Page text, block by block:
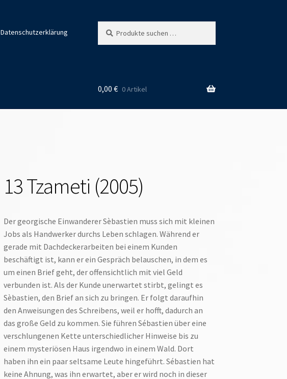
Datenschutzerklärung
nach:
0,00 € 0 Artikel
13 Tzameti (2005)
Der georgische Einwanderer Sèbastien muss sich mit kleinen
Jobs als Handwerker durchs Leben schlagen. Während er
gerade mit Dachdeckerarbeiten bei einem Kunden
beschäftigt ist, kann er ein Gespräch belauschen, in dem es
um einen Brief geht, der offensichtlich mit viel Geld
verbunden ist. Als der Kunde unerwartet stirbt, gelingt es
Sèbastien, den Brief an sich zu bringen. Er folgt daraufhin
den Anweisungen des Schreibens, weil er hofft, dadurch an
das große Geld zu kommen. Sie führen Sébastien über eine
verschlungenen Kette unterschiedlicher Hinweise bis zu
einem mysteriösen Haus irgendwo in einem Wald. Dort
haben ihn ein paar seltsame Leute hingeführt. Sébastien hat
keine Ahnung, was ihn erwartet, aber er wird noch in dieser